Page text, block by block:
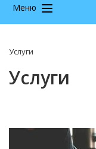
Меню
Услуги
Услуги